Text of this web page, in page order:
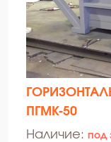
ПГМК-50
Наличие: под